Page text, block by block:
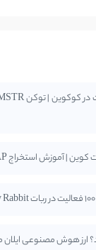
ارز هوش مصنوعی